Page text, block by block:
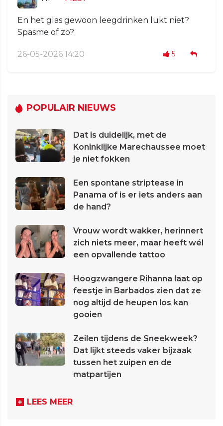
En het glas gewoon leegdrinken lukt niet?
Spasme of zo?
26-05-2026 14:20 5
POPULAIR NIEUWS
Dat is duidelijk, met de
Koninklijke Marechaussee moet
je niet fokken
Een spontane striptease in
Panama of is er iets anders aan
de hand?
Vrouw wordt wakker, herinnert
zich niets meer, maar heeft wél
een opvallende tattoo
Hoogzwangere Rihanna laat op
feestje in Barbados zien dat ze
nog altijd de heupen los kan
gooien
Zeilen tijdens de Sneekweek?
Dat lijkt steeds vaker bijzaak
tussen het zuipen en de
matpartijen
LEES MEER